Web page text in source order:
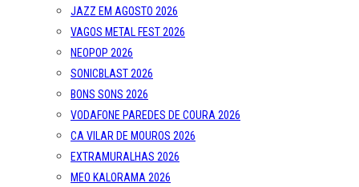
JAZZ EM AGOSTO 2026
VAGOS METAL FEST 2026
NEOPOP 2026
SONICBLAST 2026
BONS SONS 2026
VODAFONE PAREDES DE COURA 2026
CA VILAR DE MOUROS 2026
EXTRAMURALHAS 2026
MEO KALORAMA 2026